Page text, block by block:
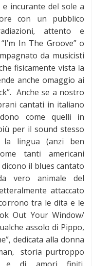
incurante del sole a
con un pubblico
attento e
In The Groove” o
da musicisti
fisicamente vista la
anche omaggio ai
Anche se a nostro
cantati in italiano
come quelli in
per il sound stesso
lingua (anzi ben
tanti americani
dicono il blues cantato
vero animale del
attaccato
tra le dita e le
Out Your Window/
assolo di Pippo,
dedicata alla donna
storia purtroppo